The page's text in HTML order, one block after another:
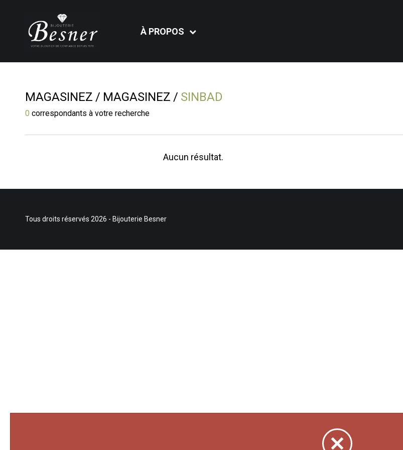
À PROPOS
MAGASINEZ MAGASINEZ SINBAD
0 correspondants à votre recherche
Aucun résultat.
Tous droits réservés 2026 - Bijouterie Besner